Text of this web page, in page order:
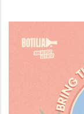
ΕΚΠΛΗΚΤΙΚΑ
ΜΟΝΑΔΙΚΕΣ